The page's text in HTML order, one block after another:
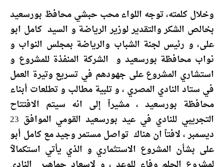
وخلال كلمته، توجه اللواء محب حبشي محافظ بورسعيد
بخالص الشكر والتقدير لوزير الرياضة و السيد كامل ابو
على، و رئيس لجنة الشباب والرياضة بمجلس النواب و
نواب محافظة بورسعيد و الشركة المنفذة للمشروع و
استشاري المشروع على جهودهم في تسريع وتيرة العمل
في ستاد النادي المصري ، و تلبية مطالب و تطلعات أبناء
محافظة بورسعيد ، مشيرٱ إلى انه سيتم الافتتاح
التجريبي للنادي في عيد بورسعيد القومي الموافق 23
ديسمبر ، لافتٱ ان هناك تواصل مستمر وجيد مع كامل أبو
على بشأن المشروع الاستثماري و الذي يأتي استكمالٱ